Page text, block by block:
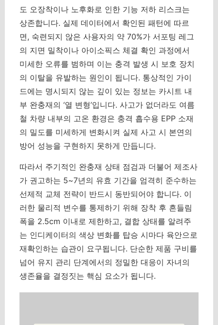
도 오장착이나 노후화로 인한 기능 저하 리스크는
상존합니다. 실제 데이터에서 확인된 패턴에 따르
면, 숙련되지 않은 사용자의 약 70%가 서포팅 레그
의 지면 밀착이나 아이소픽스 체결 확인 과정에서
미세한 오류를 범하며 이는 충격 발생 시 보호 장치
의 이탈을 유발하는 원인이 됩니다. 통상적인 가이
드에는 명시되지 않는 깊이 있는 정보는 카시트 내
부 완충재의 ‘열 변형’입니다. 사고가 없더라도 여름
철 차량 내부의 고온 환경은 충격 흡수용 EPP 소재
의 밀도를 미세하게 변화시켜 실제 사고 시 본연의
방어 성능을 구현하지 못하게 만듭니다.
따라서 주기적인 완충재 상태 점검과 더불어 제조사
가 권고하는 5~7년의 유효 기간을 엄격히 준수하는
선제적 교체 전략이 반드시 동반되어야 합니다. 이
러한 물리적 변수를 통제하기 위해 장착 후 흔들림
폭을 2.5cm 이내로 제한하고, 결합 상태를 알려주
는 인디케이터의 색상 변화를 탑승 시마다 육안으로
재확인하는 습관이 요구됩니다. 단순한 제품 구비를
넘어 유지 관리 단계에서의 정밀한 대응이 자녀의
생존율을 결정짓는 핵심 요소가 됩니다.